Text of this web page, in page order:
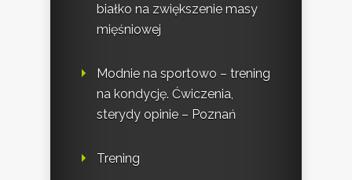
białko na zwiększenie masy
mięśniowej
Modnie na sportowo – trening
na kondycję. Ćwiczenia,
sterydy opinie – Poznań
Trening